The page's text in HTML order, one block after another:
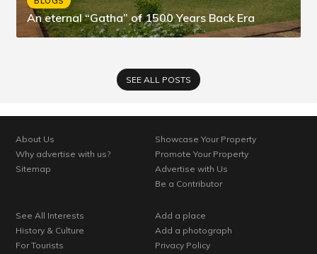
An eternal “Gatha” of 1500 Years Back Era
SEE ALL POSTS
About Us
Why advertise with us?
Sitemap
Showcase Your Property
Promote Your Property
Advertise with Us
Be a Contributor
See All Interests
History & Culture
For Tourists
Add a place
Add a photograph
Privacy Policy